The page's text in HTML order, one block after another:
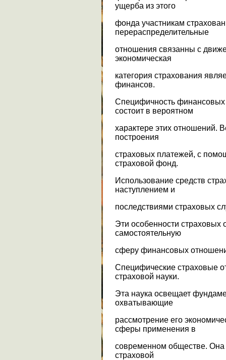
ущерба из этого
фонда участникам
перераспределительные
отношения связанны с
экономическая
категория страхования
финансов.
Специфичность
состоит в вероятном
характере этих отношений.
построения
страховых платежей, с
страховой фонд.
Использование средств
наступлением и
последствиями страховых
Эти особенности
самостоятельную
сферу финансовых
Специфические страховые
страховой науки.
Эта наука освещает
охватывающие
рассмотрение его
сферы применения в
современном обществе.
страховой